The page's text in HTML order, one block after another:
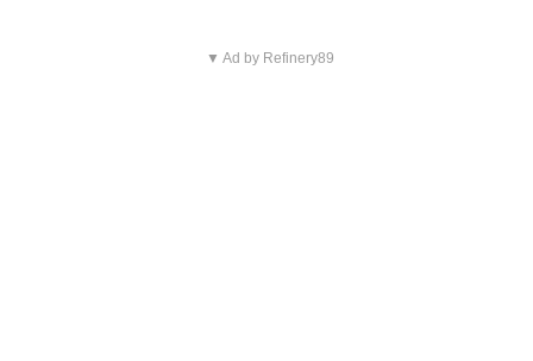
▼ Ad by Refinery89